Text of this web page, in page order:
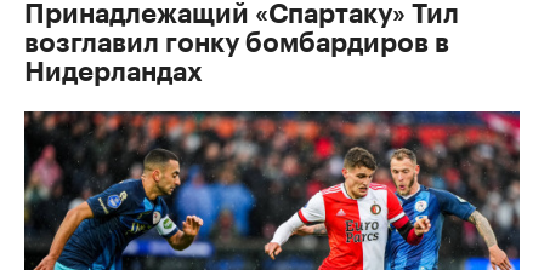
Принадлежащий «Спартаку» Тил
возглавил гонку бомбардиров в
Нидерландах